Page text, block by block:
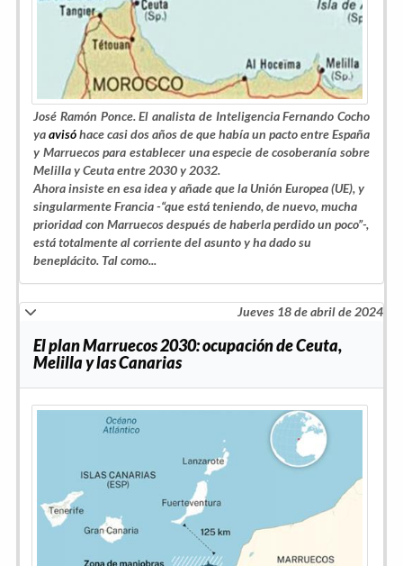
José Ramón Ponce.El analista de Inteligencia Fernando Cocho
yaavisóhace casi dos años de que había un pacto entre España
y Marruecos para establecer una especie de cosoberanía sobre
Melilla y Ceuta entre 2030 y 2032.
Ahora insiste en esa idea y añade que la Unión Europea (UE), y
singularmente Francia -“que está teniendo, de nuevo, mucha
prioridad con Marruecos después de haberla perdido un poco”-,
está totalmente al corriente del asunto y ha dado su
beneplácito. Tal como...
Jueves 18 de abril de 2024
El plan Marruecos 2030: ocupación de Ceuta,
Melilla y las Canarias